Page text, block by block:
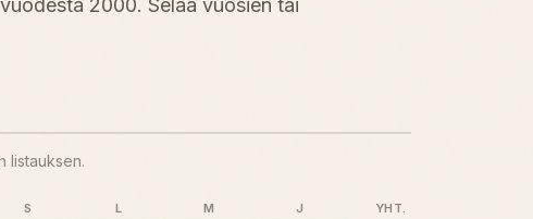
2000. Selaa vuosien tai
listauksen.
S L M J YHT.